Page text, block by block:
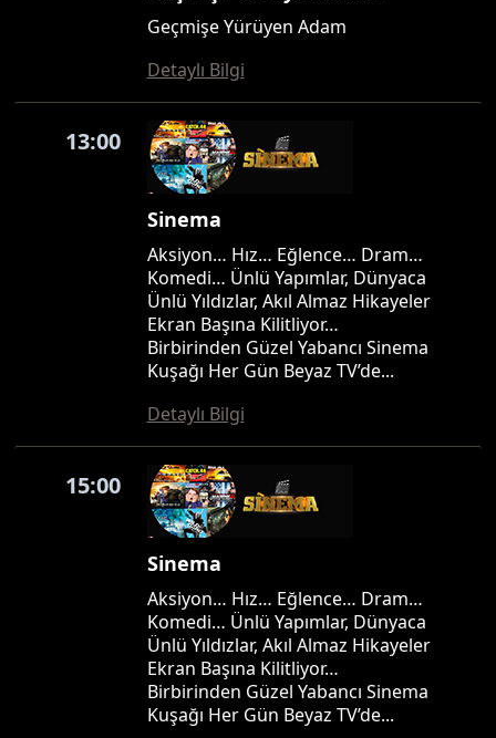
Geçmişe Yürüyen Adam
Detaylı Bilgi
13:00
Sinema
Aksiyon… Hız… Eğlence… Dram…
Komedi… Ünlü Yapımlar, Dünyaca
Ünlü Yıldızlar, Akıl Almaz Hikayeler
Ekran Başına Kilitliyor…
Birbirinden Güzel Yabancı Sinema
Kuşağı Her Gün Beyaz TV’de...
Detaylı Bilgi
15:00
Sinema
Aksiyon… Hız… Eğlence… Dram…
Komedi… Ünlü Yapımlar, Dünyaca
Ünlü Yıldızlar, Akıl Almaz Hikayeler
Ekran Başına Kilitliyor…
Birbirinden Güzel Yabancı Sinema
Kuşağı Her Gün Beyaz TV’de...